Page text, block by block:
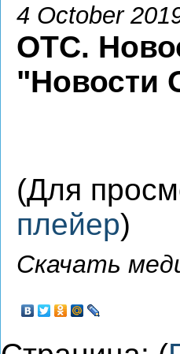
4 October
ОТС.
"Новости
(Для
плейер)
Скачать